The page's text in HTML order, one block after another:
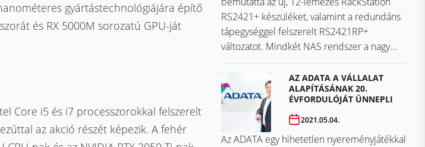
gyártástechnológiájára építő
és RX 5000M sorozatú GPU-ját
Core i5 és i7 processzorokkal felszerelt
az akció részét képezik. A fehér
RS2421+ készüléket, valamint a redundáns
tápegységgel felszerelt RS2421RP+
változatot. Mindkét NAS rendszer a nagy...
AZ ADATA A VÁLLALAT
ALAPÍTÁSÁNAK 20.
ÉVFORDULÓJÁT ÜNNEPLI
2021.05.04.
Az ADATA egy hihetetlen nyereményjátékkal